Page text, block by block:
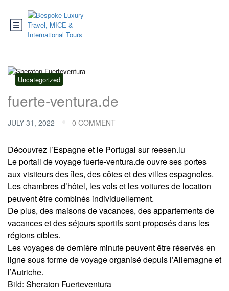
Uncategorized
fuerte-ventura.de
JULY 31, 2022 0 COMMENT
Découvrez l’Espagne et le Portugal sur reesen.lu
Le portail de voyage fuerte-ventura.de ouvre ses portes
aux visiteurs des îles, des côtes et des villes espagnoles.
Les chambres d’hôtel, les vols et les voitures de location
peuvent être combinés individuellement.
De plus, des maisons de vacances, des appartements de
vacances et des séjours sportifs sont proposés dans les
régions cibles.
Les voyages de dernière minute peuvent être réservés en
ligne sous forme de voyage organisé depuis l’Allemagne et
l’Autriche.
Bild: Sheraton Fuerteventura